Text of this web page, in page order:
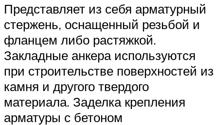
Представляет из себя арматурный
стержень, оснащенный резьбой и
фланцем либо растяжкой.
Закладные анкера используются
при строительстве поверхностей из
камня и другого твердого
материала. Заделка крепления
арматуры с бетоном